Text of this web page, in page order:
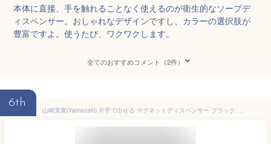
本体に直接、手を触れることなく使えるのが衛生的なソープデ
ィスペンサー。おしゃれなデザインですし、カラーの選択肢が
豊富ですよ。使うたび、ワクワクします。
全てのおすすめコメント（2件）
6th
山崎実業(Yamazaki) 片手で出せる マグネットディスペンサー ブラック 約W5.5×D5.8×H18.5cm タワー tower 食器用洗剤 詰め替えボトル 浮かせる収納 3680